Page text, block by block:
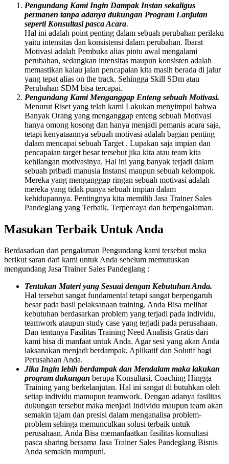
Pengundang Kami Ingin Dampak Instan sekaligus
permanen tanpa adanya dukungan Program Lanjutan
seperti Konsultasi pasca Acara.
Hal ini adalah point penting dalam sebuah perubahan perilaku
yaitu intensitas dan konsistensi dalam perubahan. Ibarat
Motivasi adalah Pembuka alias pintu awal mengalami
perubahan, sedangkan intensitas maupun konsisten adalah
memastikan kalau jalan pencapaian kita masih berada di jalur
yang tepat alias on the track. Sehingga Skill SDm atau
Perubahan SDM bisa tercapai.
Pengundang Kami Menganggap Enteng sebuah Motivasi.
Menurut Riset yang telah kami Lakukan menyimpul bahwa
Banyak Orang yang menganggap enteng sebuah Motivasi
hanya omong kosong dan hanya menjadi pemanis acara saja,
tetapi kenyataannya sebuah motivasi adalah bagian penting
dalam mencapai sebuah Target . Lupakan saja impian dan
pencapaian target besar tersebut jika kita atau team kita
kehilangan motivasinya. Hal ini yang banyak terjadi dalam
sebuah pribadi manusia Instansi maupun sebuah kelompok.
Mereka yang menganggap ringan sebuah motivasi adalah
mereka yang tidak punya sebuah impian dalam
kehidupannya. Pentingnya kita memilih Jasa Trainer Sales
Pandeglang yang Terbaik, Terpercaya dan berpengalaman.
Masukan Terbaik Untuk Anda
Berdasarkan dari pengalaman Pengundang kami tersebut maka
berikut saran dari kami untuk Anda sebelum memutuskan
mengundang Jasa Trainer Sales Pandeglang :
Tentukan Materi yang Sesuai dengan Kebutuhan Anda.
Hal tersebut sangat fundamental tetapi sangat berpengaruh
besar pada hasil pelaksanaan training. Anda Bisa melihat
kebutuhan berdasarkan problem yang terjadi pada individu,
teamwork ataupun study case yang terjadi pada perusahaan.
Dan tentunya Fasilitas Training Need Analisis Gratis dari
kami bisa di manfaat untuk Anda. Agar sesi yang akan Anda
laksanakan menjadi berdampak, Aplikatif dan Solutif bagi
Perusahaan Anda.
Jika Ingin lebih berdampak dan Mendalam maka lakukan
program dukungan berupa Konsultasi, Coaching Hingga
Training yang berkelanjutan. Hal ini sangat di butuhkan oleh
setiap individu mamupun teamwork. Dengan adanya fasilitas
dukungan tersebut maka menjadi Individu maupun team akan
semakin tajam dan presisi dalam menganalisa problem-
problem sehinga memunculkan solusi terbaik untuk
perusahaan. Anda Bisa memanfaatkan fasilitas konsultasi
pasca sharing bersama Jasa Trainer Sales Pandeglang Bisnis
Anda semakin mumpuni.